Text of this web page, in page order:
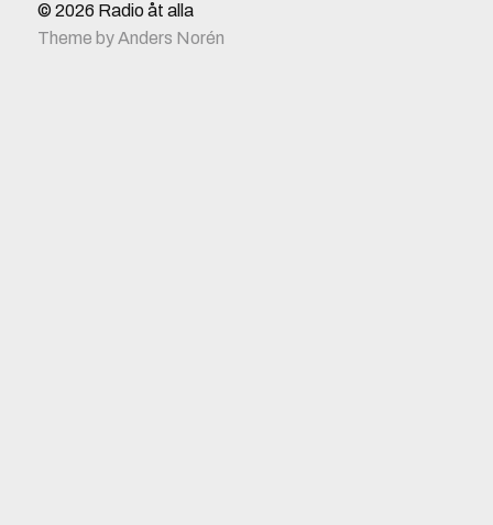
© 2026 Radio åt alla
Theme byAnders Norén